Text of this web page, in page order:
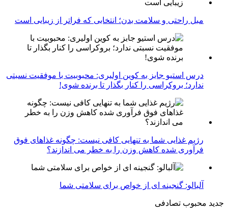
مبل راحتی و سلامت بدن؛ انتخابی که فراتر از زیبایی است
درس استیو جابز به کوین اولیری: محبوبیت با موفقیت نسبتی
ندارد؛ بروکراسی را کنار بگذار تا برنده شوی!
رژیم غذایی شما به تنهایی کافی نیست: چگونه غذاهای فوق
فرآوری شده کاهش وزن را به خطر می اندازند؟
آلبالو: گنجینه ای از خواص برای سلامتی شما
جدید محبوب تصادفی